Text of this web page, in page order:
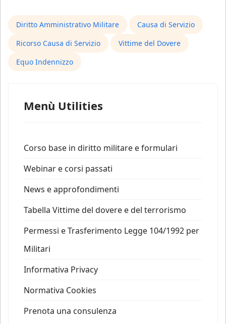
Diritto Amministrativo Militare
Causa di Servizio
Ricorso Causa di Servizio
Vittime del Dovere
Equo Indennizzo
Menù Utilities
Corso base in diritto militare e formulari
Webinar e corsi passati
News e approfondimenti
Tabella Vittime del dovere e del terrorismo
Permessi e Trasferimento Legge 104/1992 per
Militari
Informativa Privacy
Normativa Cookies
Prenota una consulenza